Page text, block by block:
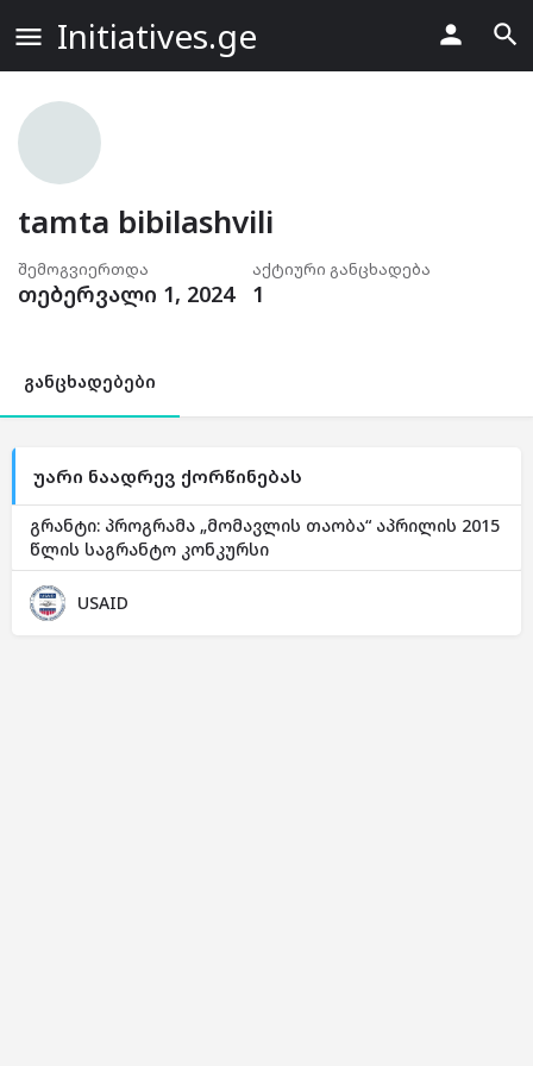
Initiatives.ge
tamta bibilashvili
შემოგვიერთდა
თებერვალი 1, 2024
აქტიური განცხადება
1
განცხადებები
უარი ნაადრევ ქორწინებას
გრანტი: პროგრამა „მომავლის თაობა“ აპრილის 2015
წლის საგრანტო კონკურსი
USAID